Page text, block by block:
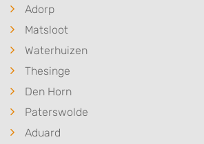
Adorp
Matsloot
Waterhuizen
Thesinge
Den Horn
Paterswolde
Aduard